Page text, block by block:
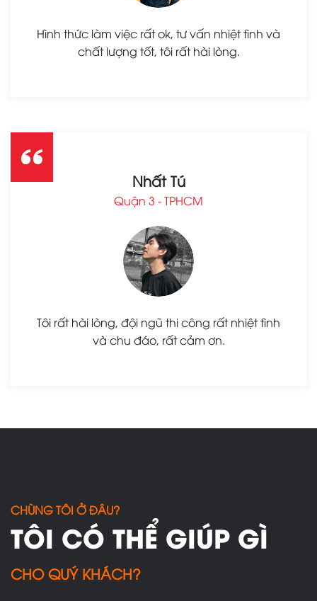
Hình thức làm việc rất ok, tư vấn nhiệt tình và
chất lượng tốt, tôi rất hài lòng.
Nhất Tú
Quận 3 - TPHCM
Tôi rất hài lòng, đội ngũ thi công rất nhiệt tình
và chu đáo, rất cảm ơn.
CHÙNG TÔI Ở ĐÂU?
TÔI CÓ THỂ GIÚP GÌ
CHO QUÝ KHÁCH?